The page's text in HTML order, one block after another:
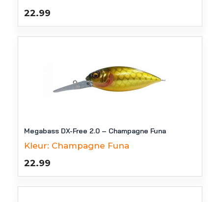
22.99
Megabass DX-Free 2.0 – Champagne Funa
Kleur: Champagne Funa
22.99